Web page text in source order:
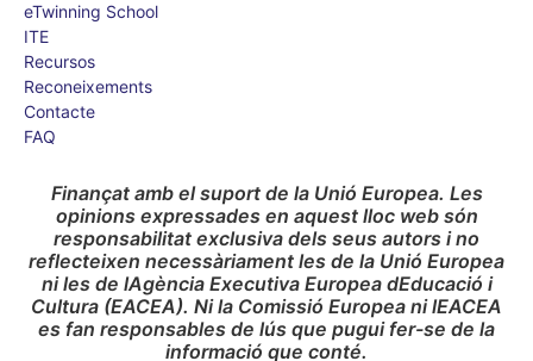
eTwinning School
ITE
Recursos
Reconeixements
Contacte
FAQ
Finançat amb el suport de la Unió Europea. Les
opinions expressades en aquest lloc web són
responsabilitat exclusiva dels seus autors i no
reflecteixen necessàriament les de la Unió Europea
ni les de lAgència Executiva Europea dEducació i
Cultura (EACEA). Ni la Comissió Europea ni lEACEA
es fan responsables de lús que pugui fer-se de la
informació que conté.